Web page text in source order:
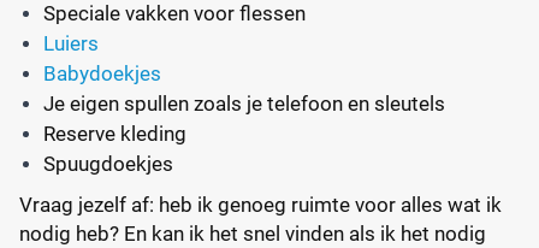
Speciale vakken voor flessen
Luiers
Babydoekjes
Je eigen spullen zoals je telefoon en sleutels
Reserve kleding
Spuugdoekjes
Vraag jezelf af: heb ik genoeg ruimte voor alles wat ik
nodig heb? En kan ik het snel vinden als ik het nodig